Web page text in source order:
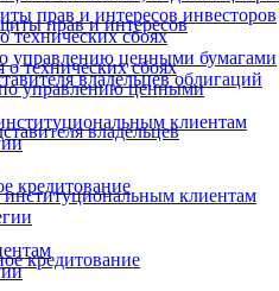
прав и интересов инвесторов
технических сбоях
управлению ценными бумагами
владельцев облигаций
клиентам
кредитование
прав и интересов
технических сбоях
управлению ценными
владельцев
клиентам
кредитование